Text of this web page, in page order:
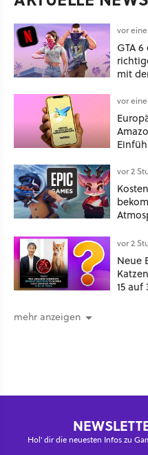
vor
GTA
mit
vor
vor 2
vor 2
Neue
15 auf
mehr anzeigen
Hol' dir die neuesten Infos zu